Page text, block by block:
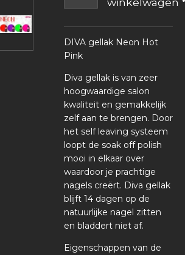
DIVA gellak Neon Hot
Pink
Diva gellak is van zeer
hoogwaardige salon
kwaliteit en gemakkelijk
zelf aan te brengen. Door
het self leaving systeem
loopt de soak off polish
mooi in elkaar over
waardoor je prachtige
nagels creërt. Diva gellak
blijft 14 dagen op de
natuurlijke nagel zitten
en bladdert niet af.
Eigenschappen van de